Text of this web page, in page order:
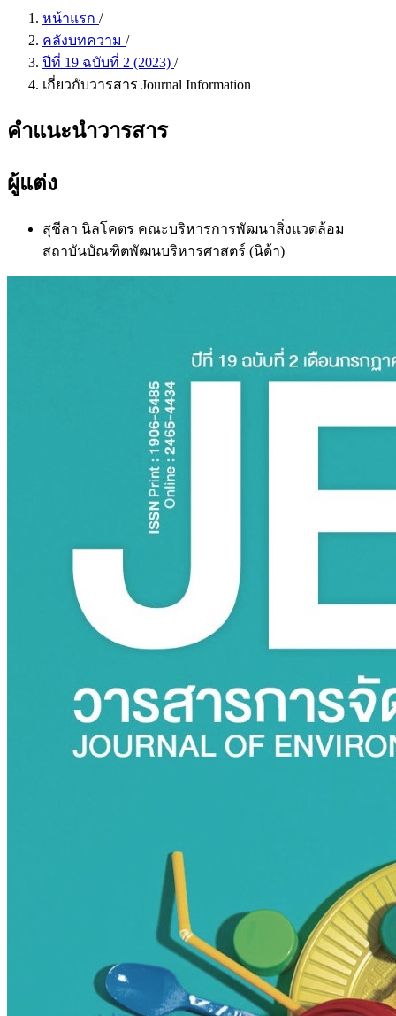
หน้าแรก /
คลังบทความ /
ปีที่ 19 ฉบับที่ 2 (2023) /
เกี่ยวกับวารสาร Journal Information
คำแนะนำวารสาร
ผู้แต่ง
สุชีลา นิลโคตร คณะบริหารการพัฒนาสิ่งแวดล้อม
สถาบันบัณฑิตพัฒนบริหารศาสตร์ (นิด้า)